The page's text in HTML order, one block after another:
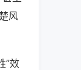
风
”效